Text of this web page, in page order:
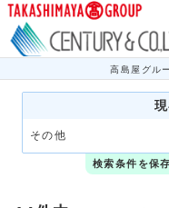
高島屋グル
その他
検索条件を保